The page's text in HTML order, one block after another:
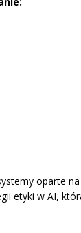
oparte
etyki w AI,